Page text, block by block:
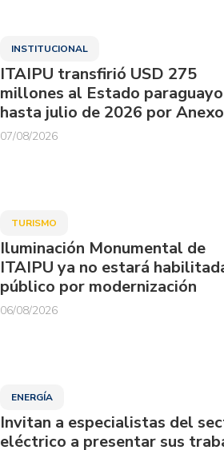
INSTITUCIONAL
ITAIPU transfirió USD 275
millones al Estado paraguayo
hasta julio de 2026 por
07/08/2026
TURISMO
Iluminación Monumental de
ITAIPU ya no estará
público por modernización
06/08/2026
ENERGÍA
Invitan a especialistas del
eléctrico a presentar sus